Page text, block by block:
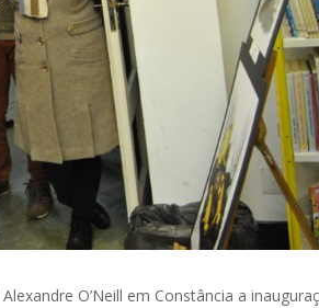
O’Neill em Constância a